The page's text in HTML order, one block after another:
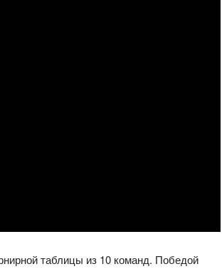
таблицы из 10 команд. Победой